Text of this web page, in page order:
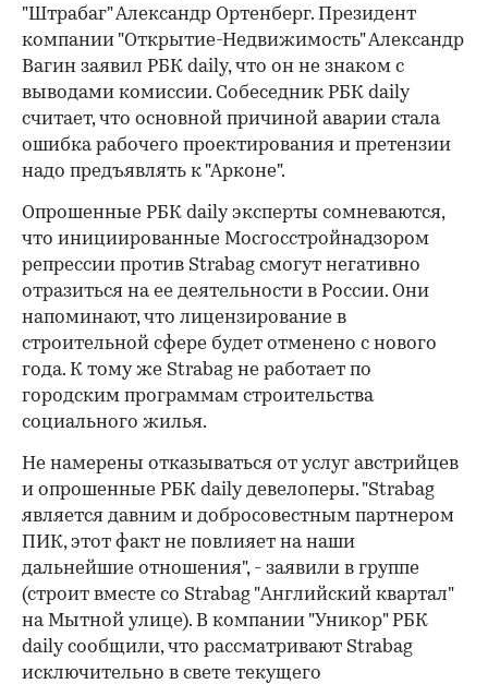
"Штрабаг" Александр Ортенберг. Президент
компании "Открытие-Недвижимость" Александр
Вагин заявил РБК daily, что он не знаком с
выводами комиссии. Собеседник РБК daily
считает, что основной причиной аварии стала
ошибка рабочего проектирования и претензии
надо предъявлять к "Арконе".
Опрошенные РБК daily эксперты сомневаются,
что инициированные Мосгосстройнадзором
репрессии против Strabag смогут негативно
отразиться на ее деятельности в России. Они
напоминают, что лицензирование в
строительной сфере будет отменено с нового
года. К тому же Strabag не работает по
городским программам строительства
социального жилья.
Не намерены отказываться от услуг австрийцев
и опрошенные РБК daily девелоперы. "Strabag
является давним и добросовестным партнером
ПИК, этот факт не повлияет на наши
дальнейшие отношения", - заявили в группе
(строит вместе со Strabag "Английский квартал"
на Мытной улице). В компании "Уникор" РБК
daily сообщили, что рассматривают Strabag
исключительно в свете текущего